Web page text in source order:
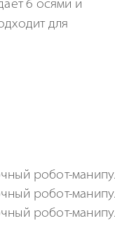
6 осями и
для